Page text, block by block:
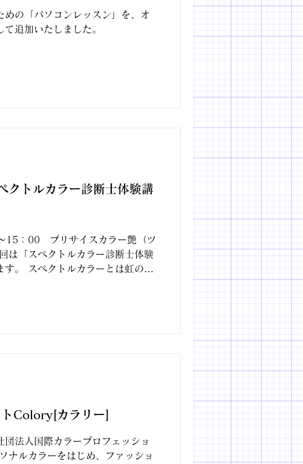
めの「パソコンレッスン」を、オ
追加いたしました。
クトルカラー診断士体験講
15：00 プリサイスカラー艶（ツ
は「スペクトルカラー診断士体験
。 スペクトルカラーとは虹の色
Colory[カラリー]
団法人国際カラープロフェッショ
ナルカラーをはじめ、ファッショ